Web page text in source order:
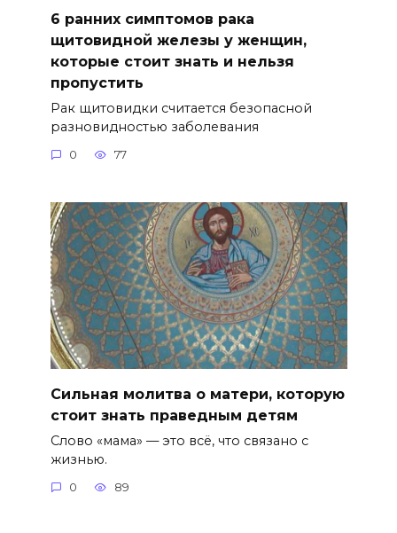
6 ранних симптомов рака
щитовидной железы у женщин,
которые стоит знать и нельзя
пропустить
Рак щитовидки считается безопасной
разновидностью заболевания
0 77
Сильная молитва о матери, которую
стоит знать праведным детям
Слово «мама» — это всё, что связано с
жизнью.
0 89